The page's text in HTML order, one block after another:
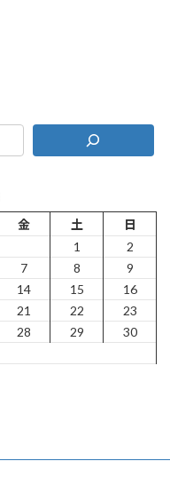
金 土
日
1
2
7 8
9
14 15
16
21 22
23
28 29
30